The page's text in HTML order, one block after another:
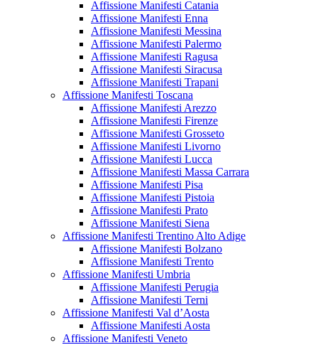
Affissione Manifesti Catania
Affissione Manifesti Enna
Affissione Manifesti Messina
Affissione Manifesti Palermo
Affissione Manifesti Ragusa
Affissione Manifesti Siracusa
Affissione Manifesti Trapani
Affissione Manifesti Toscana
Affissione Manifesti Arezzo
Affissione Manifesti Firenze
Affissione Manifesti Grosseto
Affissione Manifesti Livorno
Affissione Manifesti Lucca
Affissione Manifesti Massa Carrara
Affissione Manifesti Pisa
Affissione Manifesti Pistoia
Affissione Manifesti Prato
Affissione Manifesti Siena
Affissione Manifesti Trentino Alto Adige
Affissione Manifesti Bolzano
Affissione Manifesti Trento
Affissione Manifesti Umbria
Affissione Manifesti Perugia
Affissione Manifesti Terni
Affissione Manifesti Val d’Aosta
Affissione Manifesti Aosta
Affissione Manifesti Veneto